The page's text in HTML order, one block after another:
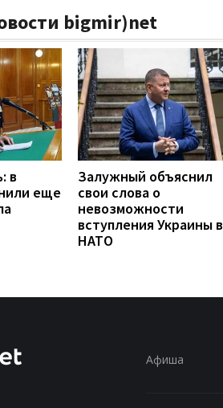
bigmir)net
в
еще
Залужный объяснил
свои слова о
невозможности
вступления Украины в
НАТО
Афиша